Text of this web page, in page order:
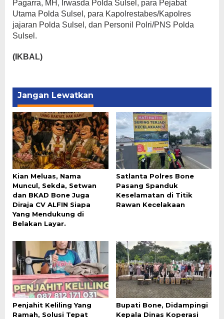
Pagarra, MH, Irwasda Polda Sulsel, para Pejabat
Utama Polda Sulsel, para Kapolrestabes/Kapolres
jajaran Polda Sulsel, dan Personil Polri/PNS Polda
Sulsel.
(IKBAL)
Jangan Lewatkan
Kian Meluas, Nama
Muncul, Sekda, Setwan
dan BKAD Bone Juga
Diraja CV ALFIN Siapa
Yang Mendukung di
Belakan Layar.
Satlanta Polres Bone
Pasang Spanduk
Keselamatan di Titik
Rawan Kecelakaan
Penjahit Keliling Yang
Ramah, Solusi Tepat
Bupati Bone, Didampingi
Kepala Dinas Koperasi